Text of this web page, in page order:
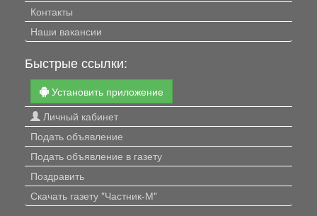
Контакты
Наши вакансии
Быстрые ссылки:
Установить приложение
Личный кабинет
Подать объявление
Подать объявление в газету
Поздравить
Скачать газету "Частник-М"